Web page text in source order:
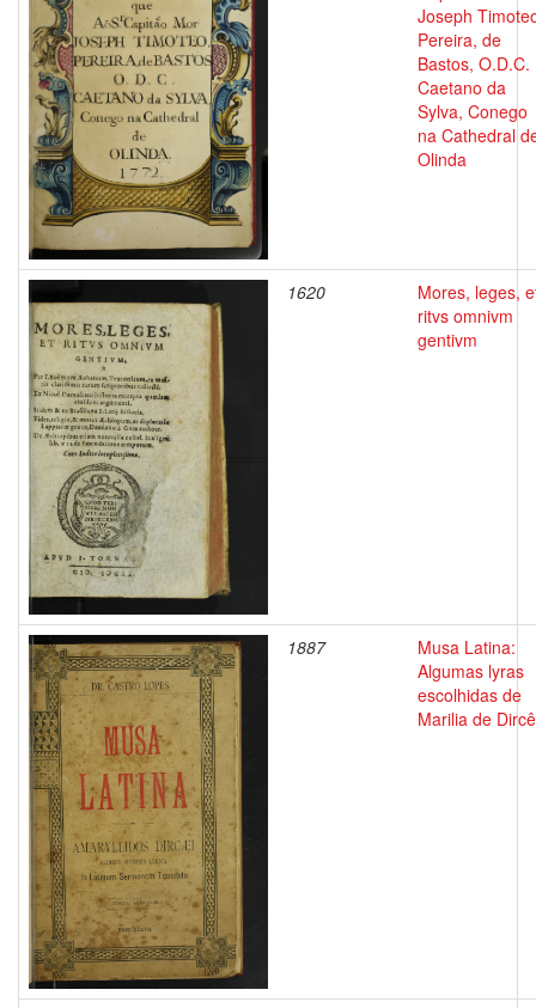
Joseph
Pereira, de
Bastos, O.D.C.
Caetano da
Sylva, Conego
na Cathedral
Olinda
1620
Mores, leges,
ritvs omnivm
gentivm
1887
Musa Latina:
Algumas lyras
escolhidas de
Marilia de